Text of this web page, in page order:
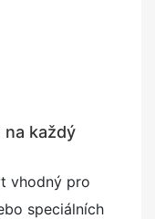
každý
vhodný pro
speciálních